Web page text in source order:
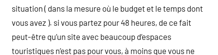
situation ( dans la mesure où le budget et le temps dont
vous avez ). si vous partez pour 48 heures, de ce fait
peut-être qu’un site avec beaucoup d’espaces
touristiques n’est pas pour vous, à moins que vous ne